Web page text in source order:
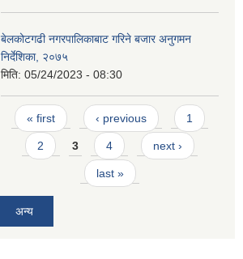
बेलकोटगढी नगरपालिकाबाट गरिने बजार अनुगमन
निर्देशिका, २०७५
मिति: 05/24/2023 - 08:30
Pages
« first ‹ previous 1
2 3 4 next ›
last »
अन्य